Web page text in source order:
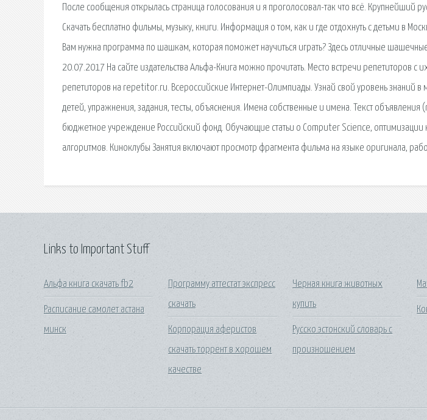
После сообщения открылась страница голосования и я проголосовал-так что всё. Крупнейший
Скачать бесплатно фильмы, музыку, книги. Информация о том, как и где отдохнуть с детьми в
Вам нужна программа по шашкам, которая поможет научиться играть? Здесь отличные
20.07.2017 На сайте издательства Альфа-Книга можно прочитать. Место встречи репетиторов с
репетиторов на repetitor.ru. Всероссийские Интернет-Олимпиады. Узнай свой уровень знаний в
детей, упражнения, задания, тесты, объяснения. Имена собственные и имена. Текст
бюджетное учреждение Российский фонд. Обучающие статьи о Computer Science, оптимизации
алгоритмов. Киноклубы Занятия включают просмотр фрагмента фильма на языке оригинала,
Links to Important Stuff
Альфа книга скачать fb2
Расписание самолет астана
минск
Программу аттестат экспресс
скачать
Корпорация аферистов
скачать торрент в хорошем
качестве
Черная книга животных
купить
Русско эстонский словарь с
произношением